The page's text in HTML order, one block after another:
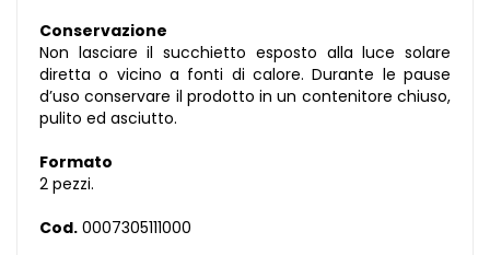
Conservazione
Non lasciare il succhietto esposto alla luce solare
diretta o vicino a fonti di calore. Durante le pause
d’uso conservare il prodotto in un contenitore chiuso,
pulito ed asciutto.
Formato
2 pezzi.
Cod. 0007305111000